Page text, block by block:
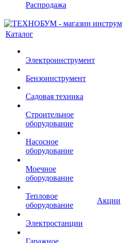
Распродажа
Каталог
Электроинструмент
Бензоинструмент
Садовая техника
Строительное
оборудование
Насосное
оборудование
Моечное
оборудование
Тепловое
оборудование
Электростанции
Гаражное
Акции